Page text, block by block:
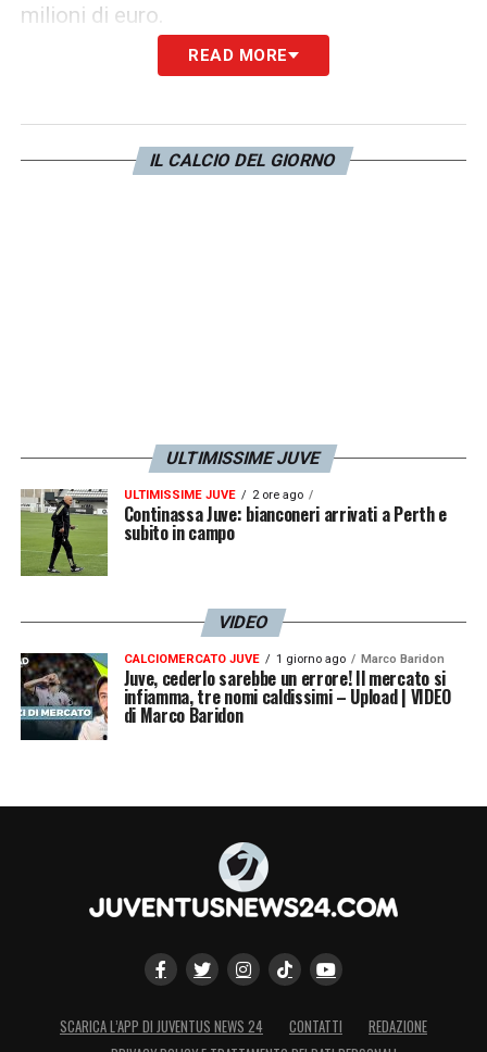
milioni di euro.
potrebbe dare l’assalto al nigeriano
mercato Juventusin uscita. Il prezzo
READ MORE
IL CALCIO DEL GIORNO
ULTIMISSIME JUVE
ULTIMISSIME JUVE 2 ore ago
Continassa Juve: bianconeri arrivati a Perth e
subito in campo
VIDEO
CALCIOMERCATO JUVE 1 giorno ago Marco Baridon
Juve, cederlo sarebbe un errore! Il mercato si
infiamma, tre nomi caldissimi – Upload | VIDEO
di Marco Baridon
SCARICA L’APP DI JUVENTUS NEWS 24 CONTATTI
REDAZIONE